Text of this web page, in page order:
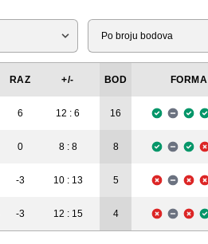
Liga
RAZ +/- BOD FORMA
6 12 : 6 16
0 8 : 8 8
-3 10 : 13 5
-3 12 : 15 4